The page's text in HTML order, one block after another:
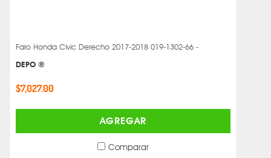
Faro Honda Civic Derecho 2017-2018 019-1302-66 -
DEPO ®
$7,027.00
AGREGAR
Comparar